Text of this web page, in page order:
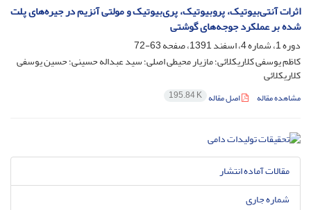
اثرات آنتی‌بیوتیک، پروبیوتیک، پری‌بیوتیک و مولتی آنزیم در جیره‌های پلت
شده بر عملکرد جوجه‌های گوشتی
دوره 1، شماره 4، اسفند 1391، صفحه
63-72
کاظم یوسفی کلاریکلائی؛ مازیار محیطی اصلی؛ سید عبداله حسینی؛ حسین یوسفی
کلاریکلائی
مشاهده مقاله اصل مقاله 195.84 K
مقالات آماده انتشار
شماره جاری